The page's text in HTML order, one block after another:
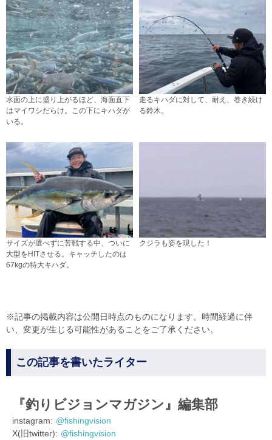
水面の上に盛り上がるほど、海面直下
はマイワシだらけ。この下にキハダが
いる。
走るキハダに対して、耐え、巻き続け
る鈴木。
サイズが選べずに苦戦する中、ついに
大型をHITさせる。キャッチしたのは
67kgの特大キハダ。
クジラも姿を現した！
※記事の掲載内容は公開日時点のものになります。時間経過に伴
い、変更が生じる可能性があることをご了承ください。
この記事を書いたライター
『釣りビジョンマガジン』編集部
instagram: @fishingvision
X(旧twitter): @fishingvision